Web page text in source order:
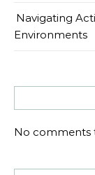
Navigating
Environments
No comments